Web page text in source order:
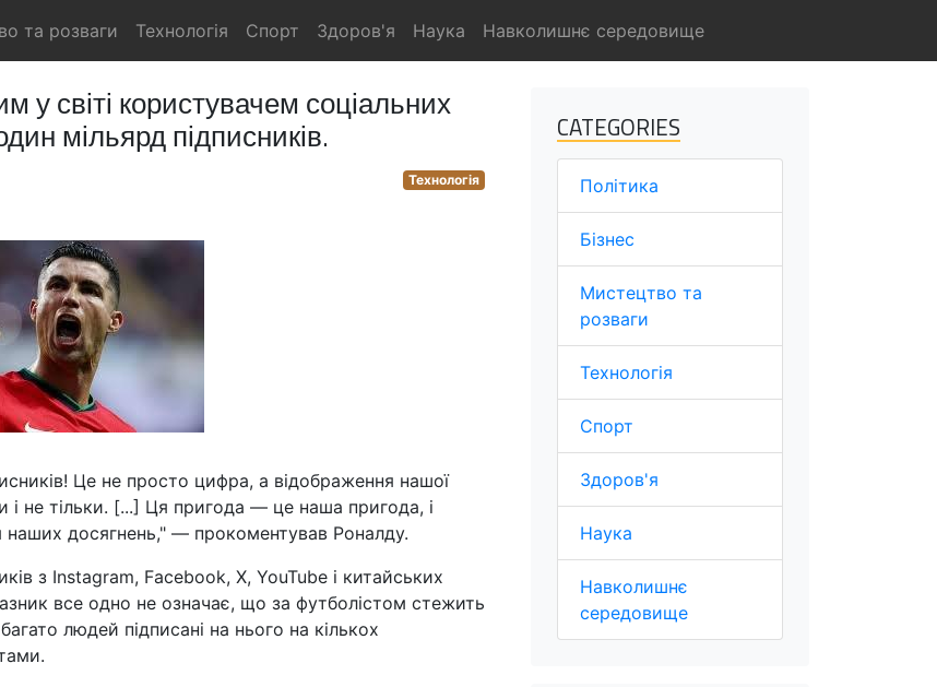
та розваги Технологія Спорт Здоров'я Наука Навколишнє середовище
у світі користувачем соціальних
мільярд підписників.
Технологія
Це не просто цифра, а відображення нашої
і не тільки. [...] Ця пригода — це наша пригода, і
досягнень," — прокоментував Роналду.
з Instagram, Facebook, X, YouTube і китайських
все одно не означає, що за футболістом стежить
людей підписані на нього на кількох
CATEGORIES
Політика
Бізнес
Мистецтво та
розваги
Технологія
Спорт
Здоров'я
Наука
Навколишнє
середовище